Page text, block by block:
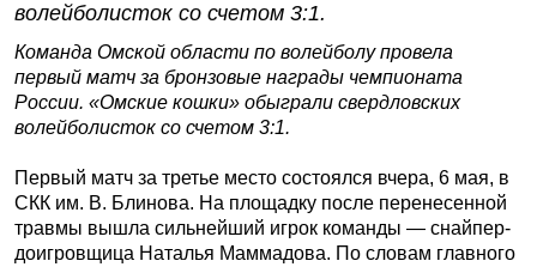
волейболисток со счетом 3:1.
Команда Омской области по волейболу провела
первый матч за бронзовые награды чемпионата
России. «Омские кошки» обыграли свердловских
волейболисток со счетом 3:1.
Первый матч за третье место состоялся вчера, 6 мая, в
СКК им. В. Блинова. На площадку после перенесенной
травмы вышла сильнейший игрок команды — снайпер-
доигровщица Наталья Маммадова. По словам главного